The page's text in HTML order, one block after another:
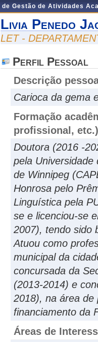
Gestão de Atividades
Livia Penedo
LET -
Perfil Pessoal
Descrição
Carioca da gema
Formação
profissional, etc.)
Doutora (2016 -
pela Universidade
de Winnipeg
Honrosa pelo
Linguística pela
se e licenciou-se
2007), tendo sido
Atuou como
municipal da
concursada da
(2013-2014) e
2018), na área de
financiamento da
Áreas de